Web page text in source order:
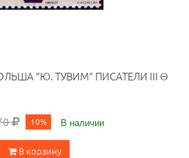
"Ю. ТУВИМ" ПИСАТЕЛИ III Θ
10% В наличии
В корзину